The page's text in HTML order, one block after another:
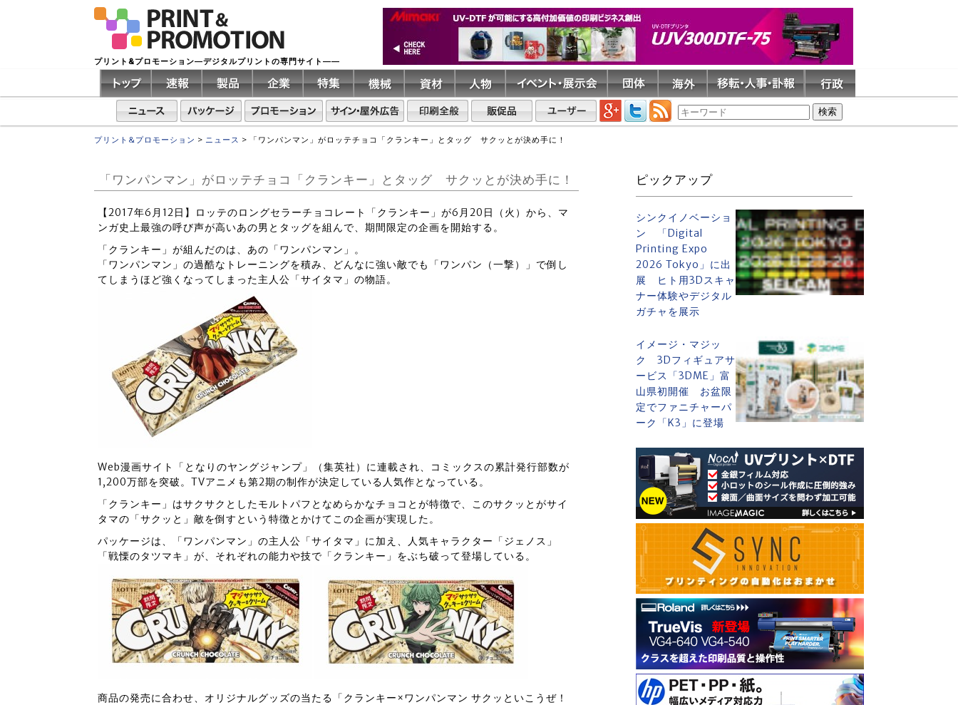
プリント&プロモーション―デジタルプリントの専門サイト――
プリント&プロモーション > ニュース > 「ワンパンマン」がロッテチョコ「クランキー」とタッグ サクッとが決め手に！
「ワンパンマン」がロッテチョコ「クランキー」とタッグ サクッとが決め手に！
【2017年6月12日】ロッテのロングセラーチョコレート「クランキー」が6月20日（火）から、マ
ンガ史上最強の呼び声が高いあの男とタッグを組んで、期間限定の企画を開始する。
「クランキー」が組んだのは、あの「ワンパンマン」。
「ワンパンマン」の過酷なトレーニングを積み、どんなに強い敵でも「ワンパン（一撃）」で倒し
てしまうほど強くなってしまった主人公「サイタマ」の物語。
Web漫画サイト「となりのヤングジャンプ」（集英社）に連載され、コミックスの累計発行部数が
1,200万部を突破。TVアニメも第2期の制作が決定している人気作となっている。
「クランキー」はサクサクとしたモルトパフとなめらかなチョコとが特徴で、このサクッとがサイ
タマの「サクッと」敵を倒すという特徴とかけてこの企画が実現した。
パッケージは、「ワンパンマン」の主人公「サイタマ」に加え、人気キャラクター「ジェノス」
「戦慄のタツマキ」が、それぞれの能力や技で「クランキー」をぶち破って登場している。
商品の発売に合わせ、オリジナルグッズの当たる「クランキー×ワンパンマン サクッといこうぜ！
ピックアップ
シンクイノベーショ
ン 「Digital
Printing Expo
2026 Tokyo」に出
展 ヒト用3Dスキャ
ナー体験やデジタル
ガチャを展示
イメージ・マジッ
ク 3Dフィギュアサ
ービス「3DME」富
山県初開催 お盆限
定でファニチャーパ
ーク「K3」に登場